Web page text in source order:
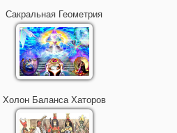
Сакральная Геометрия
Холон Баланса Хаторов